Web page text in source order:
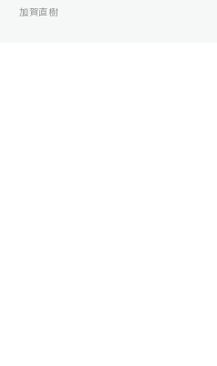
加賀直樹